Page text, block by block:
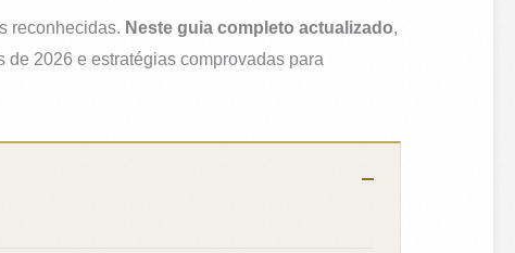
reconhecidas. Neste guia completo actualizado,
2026 e estratégias comprovadas para